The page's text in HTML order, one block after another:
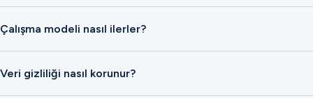
Çalışma modeli nasıl ilerler?
Veri gizliliği nasıl korunur?